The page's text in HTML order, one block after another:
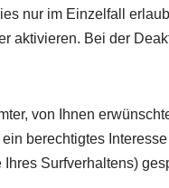
nur im Einzelfall
aktivieren. Bei der
von Ihnen
berechtigtes
Surfverhaltens)